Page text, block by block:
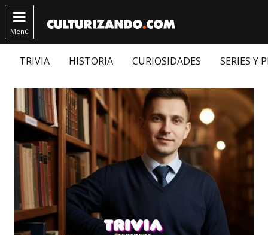

Menú
TRIVIA HISTORIA CURIOSIDADES SERIES Y